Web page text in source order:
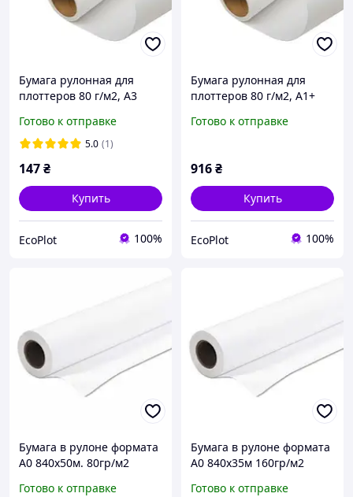
Бумага рулонная для
плоттеров 80 г/м2, А3
Готово к отправке
5.0 (1)
147₴
Купить
EcoPlot 100%
Бумага рулонная для
плоттеров 80 г/м2, А1+
Готово к отправке
916₴
Купить
EcoPlot 100%
Бумага в рулоне формата
А0 840х50м. 80гр/м2
Готово к отправке
Бумага в рулоне формата
А0 840х35м 160гр/м2
Готово к отправке